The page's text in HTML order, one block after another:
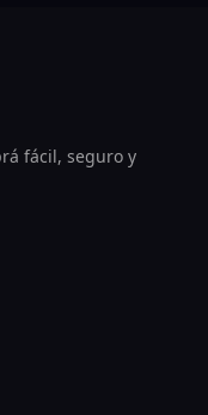
fácil, seguro y